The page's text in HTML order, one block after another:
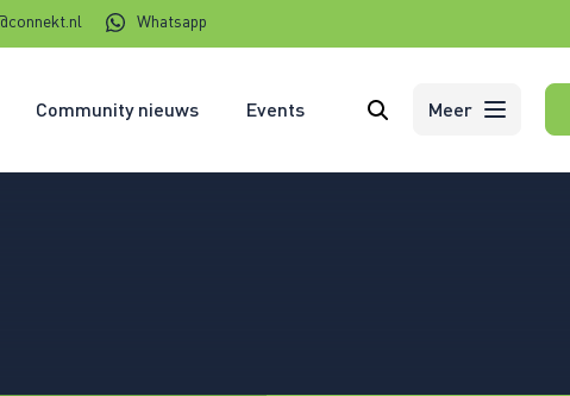
Whatsapp
Community nieuws EventsZoeken Meer